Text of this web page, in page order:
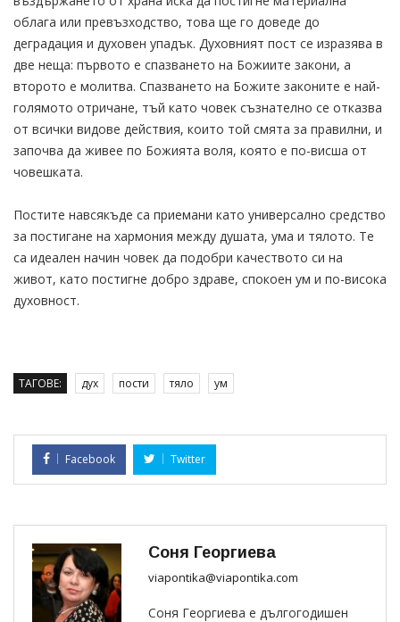
облага или превъзходство, това ще го доведе до
деградация и духовен упадък. Духовният пост се изразява в
две неща: първото е спазването на Божиите закони, а
второто е молитва. Спазването на Божите законите е най-
голямото отричане, тъй като човек съзнателно се отказва
от всички видове действия, които той смята за правилни, и
започва да живее по Божията воля, която е по-висша от
човешката.
Постите навсякъде са приемани като универсално средство
за постигане на хармония между душата, ума и тялото. Те
са идеален начин човек да подобри качеството си на
живот, като постигне добро здраве, спокоен ум и по-висока
духовност.
ТАГОВЕ: дух пости тяло ум
Facebook Twitter
Соня Георгиева
viapontika@viapontika.com
Соня Георгиева е дългогодишен